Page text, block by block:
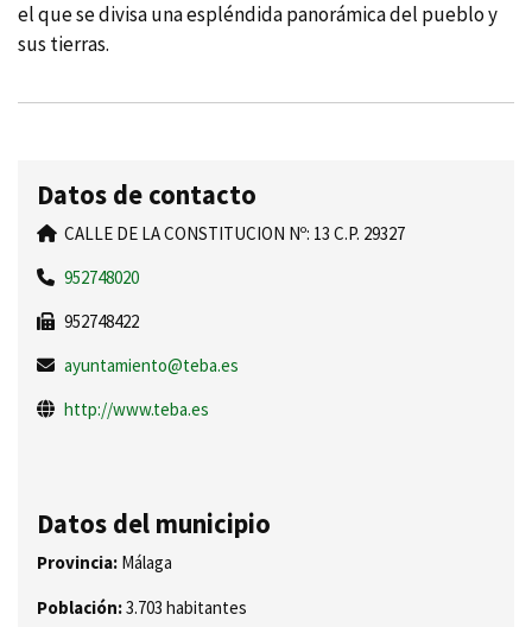
el que se divisa una espléndida panorámica del pueblo y
sus tierras.
Datos de contacto
CALLE DE LA CONSTITUCION Nº: 13 C.P. 29327
952748020
952748422
ayuntamiento@teba.es
http://www.teba.es
Datos del municipio
Provincia: Málaga
Población:3.703 habitantes